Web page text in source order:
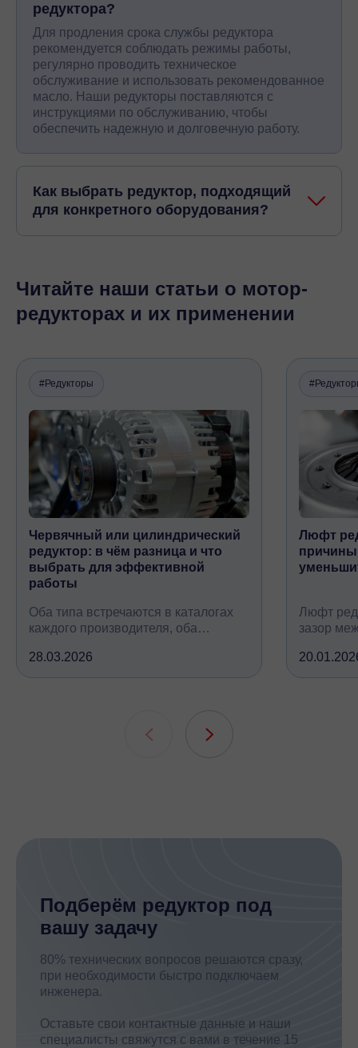
редуктора?
Для продления срока службы редуктора
рекомендуется соблюдать режимы работы,
регулярно проводить техническое
обслуживание и использовать рекомендованное
масло. Наши редукторы поставляются с
инструкциями по обслуживанию, чтобы
обеспечить надежную и долговечную работу.
Как выбрать редуктор, подходящий
для конкретного оборудования?
Читайте наши статьи о мотор-
редукторах и их применении
#Редукторы
Червячный или цилиндрический
редуктор: в чём разница и что
выбрать для эффективной
работы
Оба типа встречаются в каталогах
каждого производителя, оба
крутящий момент, но устроены
принципиально по-разному, при
28.03.2026
Люфт
Люфт
зазор
всех
Подберём редуктор под
вашу задачу
80% технических вопросов решаются сразу,
при необходимости быстро подключаем
инженера.
Оставьте свои контактные данные и наши
специалисты свяжутся с вами в течение 15